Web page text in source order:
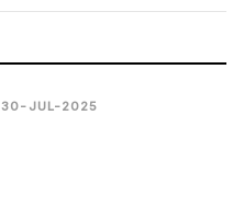
30-JUL-2025